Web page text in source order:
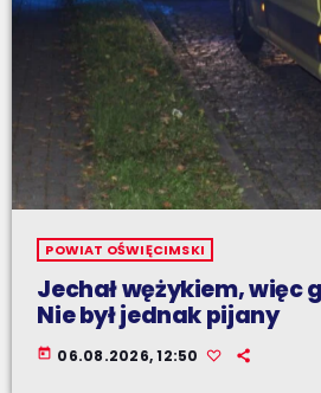
POWIAT OŚWIĘCIMSKI
Jechał wężykiem, więc
Nie był jednak pijany
today 06.08.2026, 12:50